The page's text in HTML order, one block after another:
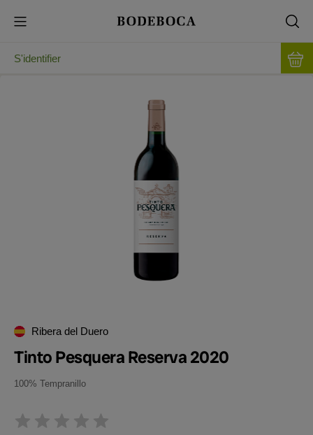
S'identifier
Ribera del Duero
Tinto Pesquera Reserva 2020
100% Tempranillo